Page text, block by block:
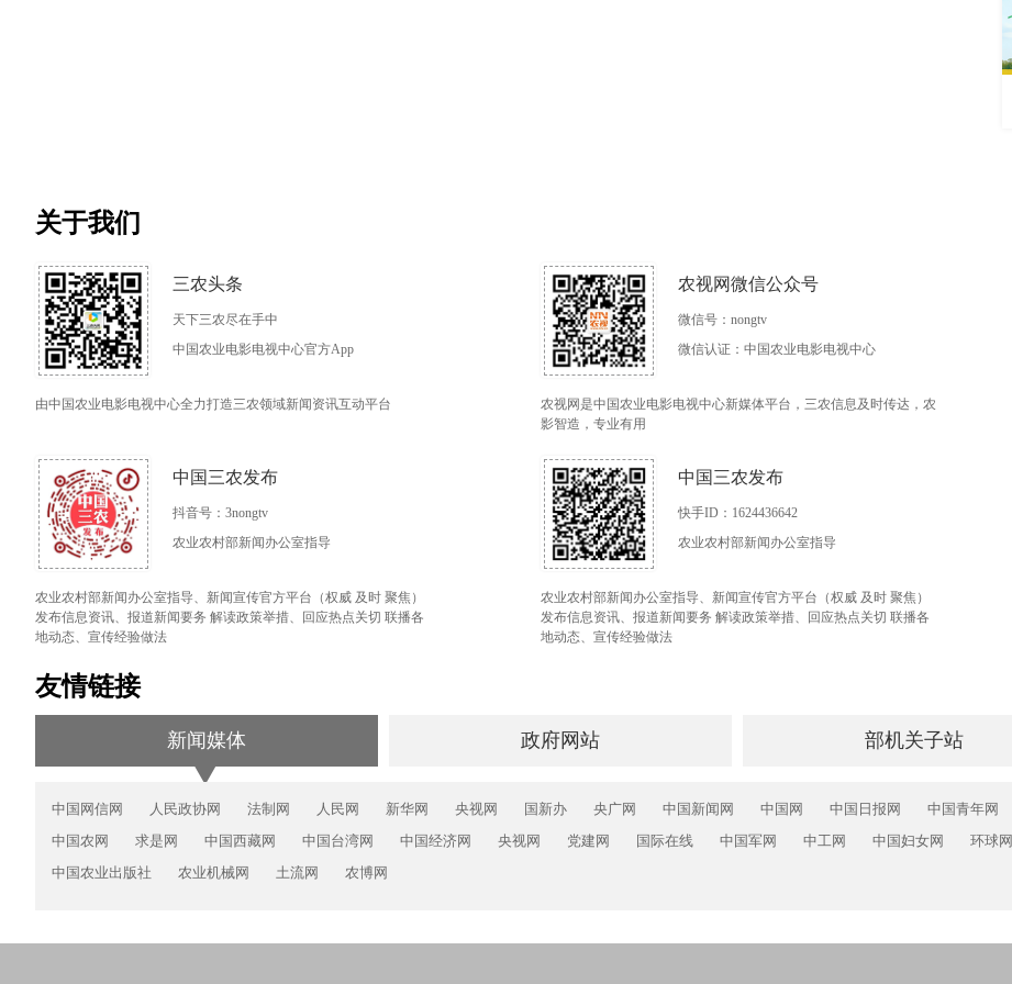
关于我们
三农头条
天下三农尽在手中
中国农业电影电视中心官方App
由中国农业电影电视中心全力打造三农领域新闻资讯互动平台
农视网微信公众号
微信号：nongtv
微信认证：中国农业电影电视中心
农视网是中国农业电影电视中心新媒体平台，三农信息及时传达，农
影智造，专业有用
中国三农发布
抖音号：3nongtv
农业农村部新闻办公室指导
农业农村部新闻办公室指导、新闻宣传官方平台（权威 及时 聚焦）
发布信息资讯、报道新闻要务 解读政策举措、回应热点关切 联播各
地动态、宣传经验做法
中国三农发布
快手ID：1624436642
农业农村部新闻办公室指导
农业农村部新闻办公室指导、新闻宣传官方平台（权威 及时 聚焦）
发布信息资讯、报道新闻要务 解读政策举措、回应热点关切 联播各
地动态、宣传经验做法
友情链接
新闻媒体 政府网站 部机关子站
中国网信网 人民政协网 法制网 人民网 新华网 央视网 国新办 央广网 中国新闻网 中国网 中国日报网 中国青年网
中国农网
求是网 中国西藏网 中国台湾网 中国经济网 央视网 党建网 国际在线 中国军网 中工网 中国妇女网 环球网
中国农业出版社
农业机械网 土流网 农博网